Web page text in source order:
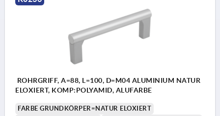
ROHRGRIFF, A=88, L=100, D=M04 ALUMINIUM NATUR
ELOXIERT, KOMP:POLYAMID, ALUFARBE
FARBE GRUNDKÖRPER=NATUR ELOXIERT